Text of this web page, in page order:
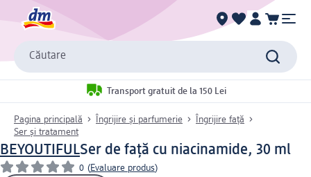
Căutare
Transport gratuit de la 150 Lei
Pagina principală Îngrijire și parfumerie
Îngrijire față
Ser și tratament
BEYOUTIFULSer de față cu niacinamide, 30 ml
0 (Evaluare produs)